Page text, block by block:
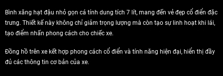
Bình xăng hạt đậu nhỏ gọn cá tính dung tích 7 lít, mang đến vẻ đẹp cổ điển đặc
trưng. Thiết kế này không chỉ giảm trọng lượng mà còn tạo sự linh hoạt khi lái,
tạo điểm nhấn phong cách cho chiếc xe.
Đồng hồ trên xe kết hợp phong cách cổ điển và tính năng hiện đại, hiển thị đầy
đủ các thông tin cơ bản của xe.